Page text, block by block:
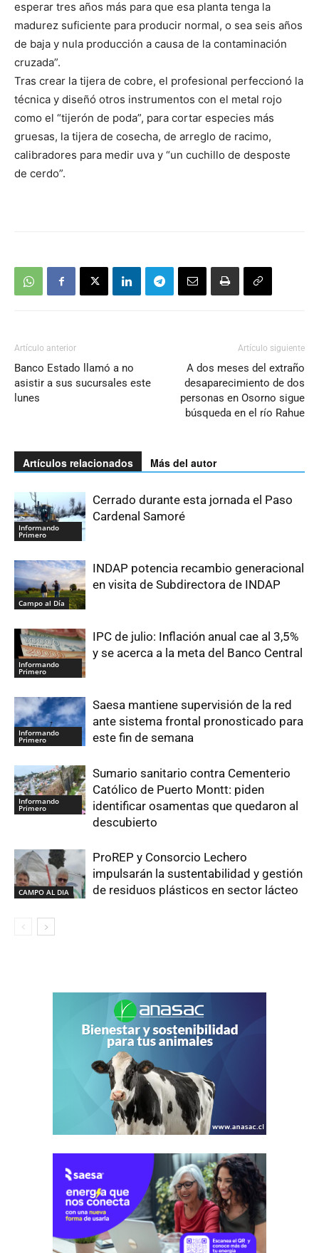
esperar tres años más para que esa planta tenga la
madurez suficiente para producir normal, o sea seis años
de baja y nula producción a causa de la contaminación
cruzada”.
Tras crear la tijera de cobre, el profesional perfeccionó la
técnica y diseñó otros instrumentos con el metal rojo
como el “tijerón de poda”, para cortar especies más
gruesas, la tijera de cosecha, de arreglo de racimo,
calibradores para medir uva y “un cuchillo de desposte
de cerdo”.
Artículo anterior
Banco Estado llamó a no
asistir a sus sucursales este
lunes
Artículo siguiente
A dos meses del extraño
desaparecimiento de dos
personas en Osorno sigue
búsqueda en el río Rahue
Artículos relacionados Más del autor
Informando
Primero
Cerrado durante esta jornada el Paso
Cardenal Samoré
Campo al Día
INDAP potencia recambio generacional
en visita de Subdirectora de INDAP
Informando
Primero
IPC de julio: Inflación anual cae al 3,5%
y se acerca a la meta del Banco Central
Informando
Primero
Saesa mantiene supervisión de la red
ante sistema frontal pronosticado para
este fin de semana
Informando
Primero
Sumario sanitario contra Cementerio
Católico de Puerto Montt: piden
identificar osamentas que quedaron al
descubierto
CAMPO AL DIA
ProREP y Consorcio Lechero
impulsarán la sustentabilidad y gestión
de residuos plásticos en sector lácteo